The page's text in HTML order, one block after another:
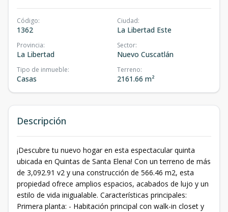
Código:
1362
Ciudad:
La Libertad Este
Provincia:
La Libertad
Sector:
Nuevo Cuscatlán
Tipo de inmueble:
Casas
Terreno:
2161.66 m²
Descripción
¡Descubre tu nuevo hogar en esta espectacular quinta
ubicada en Quintas de Santa Elena! Con un terreno de más
de 3,092.91 v2 y una construcción de 566.46 m2, esta
propiedad ofrece amplios espacios, acabados de lujo y un
estilo de vida inigualable. Características principales:
Primera planta: - Habitación principal con walk-in closet y